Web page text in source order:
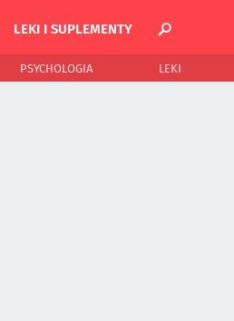
LEKI I SUPLEMENTY
PSYCHOLOGIA LEKI